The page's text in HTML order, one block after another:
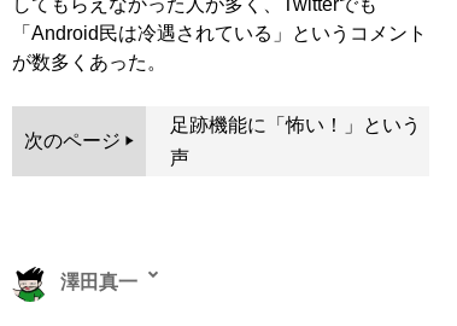
「Android民は冷遇されている」というコメント
が数多くあった。
次のページ
足跡機能に「怖い！」という
声
澤田真一